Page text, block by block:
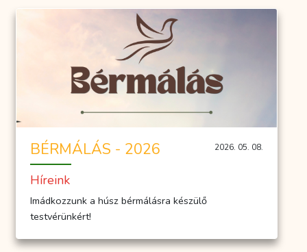
BÉRMÁLÁS - 2026 2026. 05. 08.
Híreink
Imádkozzunk a húsz bérmálásra készülő
testvérünkért!